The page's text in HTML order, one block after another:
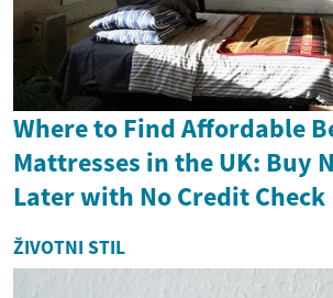
Where to Find Affordable
Mattresses in the UK: Buy
Later with No Credit Check
ŽIVOTNI STIL